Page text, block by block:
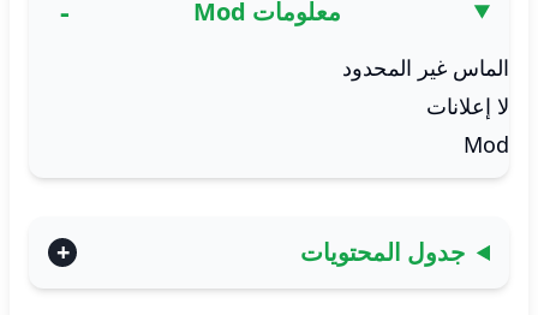
معلومات Mod
الماس غير المحدود
لا إعلانات
Mod
جدول المحتويات